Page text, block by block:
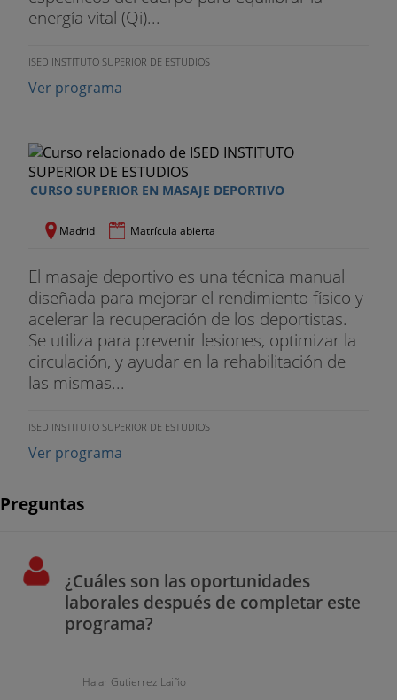
energía vital (Qi)...
ISED INSTITUTO SUPERIOR DE ESTUDIOS
Ver programa
CURSO SUPERIOR EN MASAJE DEPORTIVO
Madrid Matrícula abierta
El masaje deportivo es una técnica manual
diseñada para mejorar el rendimiento físico y
acelerar la recuperación de los deportistas.
Se utiliza para prevenir lesiones, optimizar la
circulación, y ayudar en la rehabilitación de
las mismas...
ISED INSTITUTO SUPERIOR DE ESTUDIOS
Ver programa
Preguntas
¿Cuáles son las oportunidades
laborales después de completar este
programa?
Hajar Gutierrez Laiño